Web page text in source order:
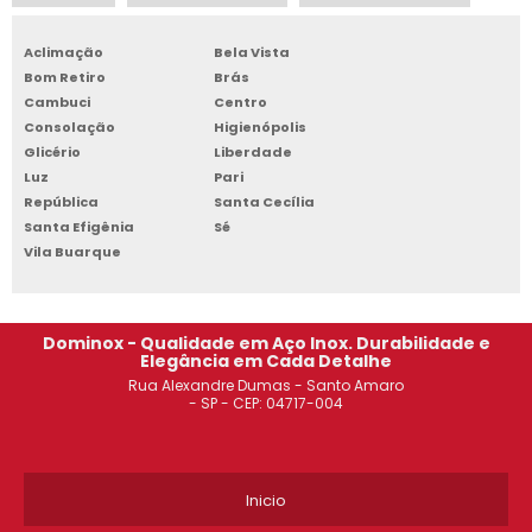
ARMÁRIO DE AÇO PREÇO JABAQUARA
ARMÁRIO DE AÇO TIPO ROUPEIRO JABAQUARA
ARMÁRIO DE AÇO REFORÇADO OSASCO
ROUPEIRO DE AÇO COM CHAVE SÃO BERNARDO DO CAMPO
ARMÁRIO DE AÇO PARA ESCRITÓRIO
Aclimação
Bela Vista
Bom Retiro
Brás
Cambuci
Centro
Consolação
Higienópolis
Glicério
Liberdade
Luz
Pari
República
Santa Cecília
Santa Efigênia
Sé
Vila Buarque
Dominox - Qualidade em Aço Inox. Durabilidade e
Elegância em Cada Detalhe
Rua Alexandre Dumas - Santo Amaro
- SP - CEP: 04717-004
Inicio